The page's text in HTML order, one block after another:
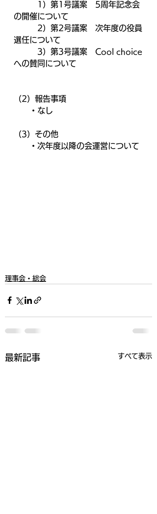
1）第1号議案　5周年記念会
の開催について
2）第2号議案　次年度の役員
選任について
3）第3号議案　Cool choice
への賛同について
（2）報告事項
・なし
（3）その他
・次年度以降の会運営について
理事会・総会
最新記事 すべて表示